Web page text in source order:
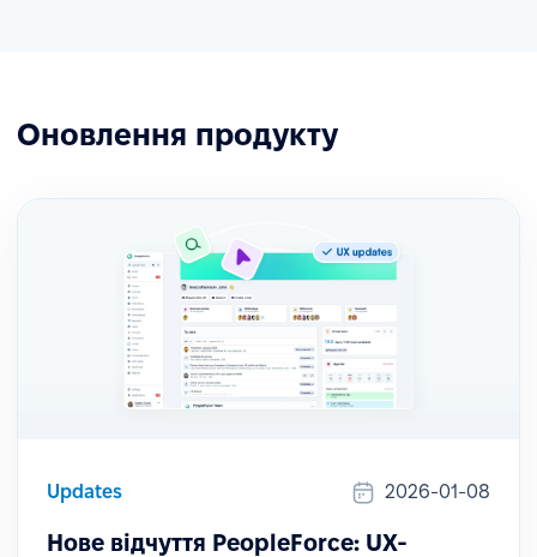
Оновлення продукту
Updates 2026-01-08
Нове відчуття PeopleForce: UX-